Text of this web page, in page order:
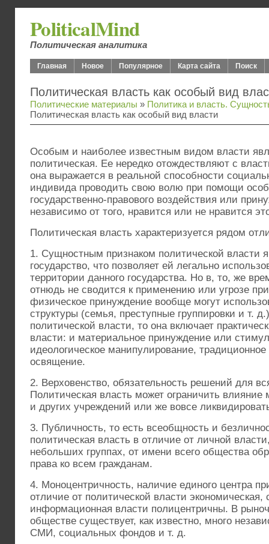
PoliticalMind
Политическая аналитика
Главная Новое Популярное Карта сайта Поиск
Политическая власть как особый вид
Политические материалы » Политика и власть.
Политическая власть как особый вид власти
Особым и наиболее известным видом власти
политическая. Ее нередко отождествляют с
она выражается в реальной способности
индивида проводить свою волю при помощи
государственно-правового воздействия или
независимо от того, нравится или не нравится
Политическая власть характеризуется рядом
1. Сущностным признаком политической власти
государство, что позволяет ей легально
территории данного государства. Но в, то, же
отнюдь не сводится к применению или угрозе
физическое принуждение вообще могут
структуры (семья, преступные группировки и т.
политической власти, то она включает
власти: и материальное принуждение или
идеологическое манипулирование,
освящение.
2. Верховенство, обязательность решений для
Политическая власть может ограничить
и других учреждений или же вовсе
3. Публичность, то есть всеобщность и
политическая власть в отличие от личной
небольших группах, от имени всего общества
права ко всем гражданам.
4. Моноцентричность, наличие единого центра
отличие от политической власти экономическая,
информационная власти полицентричны. В
обществе существует, как известно, много
СМИ, социальных фондов и т. д.